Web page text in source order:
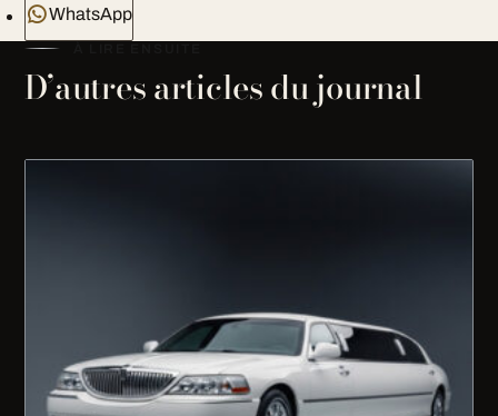
WhatsApp
D’autres articles du journal